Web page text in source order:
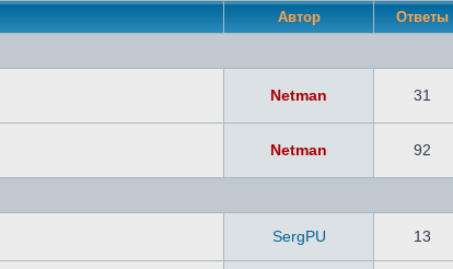
Автор Ответы
Netman 31
Netman 92
SergPU 13